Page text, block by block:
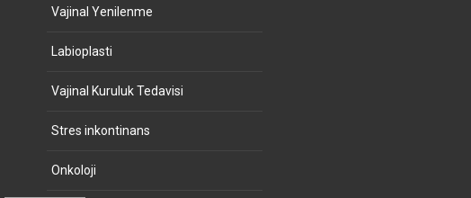
Vajinal Yenilenme
Labioplasti
Vajinal Kuruluk Tedavisi
Stres inkontinans
Onkoloji